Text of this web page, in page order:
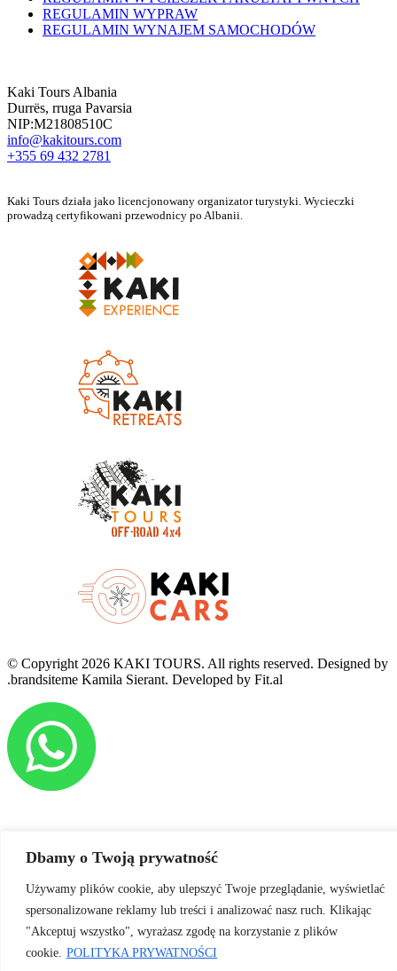
Dbamy o Twoją prywatność
Używamy plików cookie, aby ulepszyć Twoje przeglądanie, wyświetlać
spersonalizowane reklamy lub treści i analizować nasz ruch. Klikając
"Akceptuj wszystko", wyrażasz zgodę na korzystanie z plików
cookie. POLITYKA PRYWATNOŚCI
REGULAMIN WYPRAW
REGULAMIN WYNAJEM SAMOCHODÓW
Kaki Tours Albania
Durrës, rruga Pavarsia
NIP:M21808510C
info@kakitours.com
+355 69 432 2781
Kaki Tours działa jako licencjonowany organizator turystyki. Wycieczki
prowadzą certyfikowani przewodnicy po Albanii.
© Copyright 2026 KAKI TOURS. All rights reserved. Designed by
.brandsiteme Kamila Sierant. Developed by Fit.al